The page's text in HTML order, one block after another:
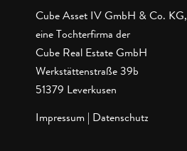
Cube Asset IV GmbH & Co. KG,
eine Tochterfirma der
Cube Real Estate GmbH
Werkstättenstraße 39b
51379 Leverkusen
Impressum Datenschutz